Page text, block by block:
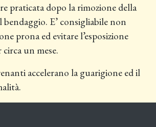
praticata dopo la rimozione della
bendaggio. E’ consigliabile non
prona ed evitare l’esposizione
un mese.
accelerano la guarigione ed il